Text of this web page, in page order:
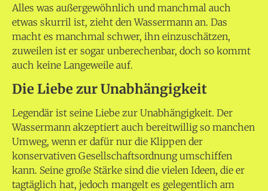
Alles was außergewöhnlich und manchmal auch
etwas skurril ist, zieht den Wassermann an. Das
macht es manchmal schwer, ihn einzuschätzen,
zuweilen ist er sogar unberechenbar, doch so kommt
auch keine Langeweile auf.
Die Liebe zur Unabhängigkeit
Legendär ist seine Liebe zur Unabhängigkeit. Der
Wassermann akzeptiert auch bereitwillig so manchen
Umweg, wenn er dafür nur die Klippen der
konservativen Gesellschaftsordnung umschiffen
kann. Seine große Stärke sind die vielen Ideen, die er
tagtäglich hat, jedoch mangelt es gelegentlich am